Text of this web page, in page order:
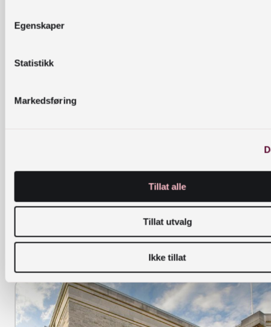
Egenskaper
Statistikk
Markedsføring
Tillat alle
Tillat utvalg
Ikke tillat
Nasjonalbiblioteket samler ikke inn